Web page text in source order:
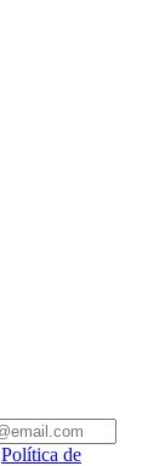
Política de